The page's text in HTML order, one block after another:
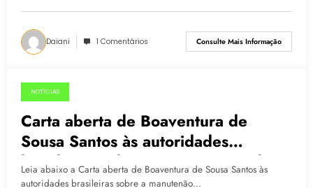
Daiani 1 Comentários Consulte Mais Informação
29.06.2015
NOTÍCIAS
Carta aberta de Boaventura de
Sousa Santos às autoridades
brasileiras sobre a manutenção da
política pública de economia
Leia abaixo a Carta aberta de Boaventura de Sousa Santos às
autoridades brasileiras sobre a manutenão…